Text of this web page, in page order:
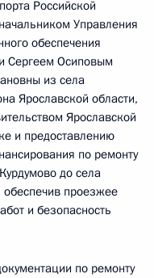
Российской
Управления
обеспечения
Сергеем Осиповым
из села
Ярославской области,
Ярославской
и предоставлению
по ремонту
до села
проезжее
и безопасность
по ремонту